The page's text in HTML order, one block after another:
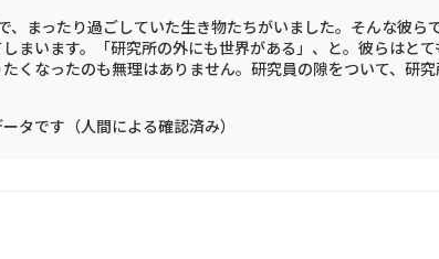
まったり過ごしていた生き物たちがいました。そんな彼らで
まいます。「研究所の外にも世界がある」、と。彼らはと
くなったのも無理はありません。研究員の隙をついて、研究
タです（人間による確認済み）